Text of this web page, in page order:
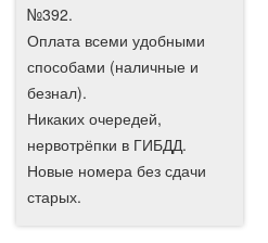
№392.
Оплата всеми удобными
способами (наличные и
безнал).
Никаких очередей,
нервотрёпки в ГИБДД.
Новые номера без сдачи
старых.